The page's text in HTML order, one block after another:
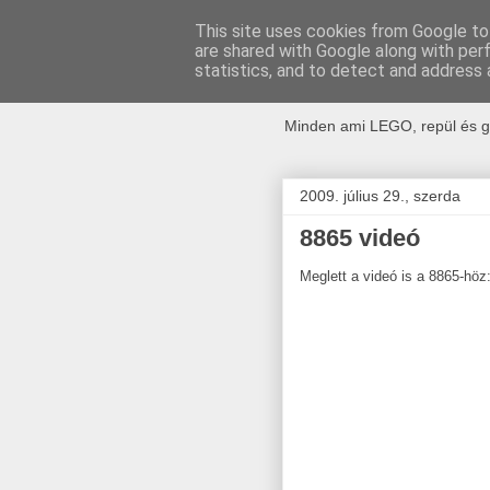
Minden ami LEGO, repül és
2009. július 29., szerda
8865 videó
Meglett a videó is a 8865-höz:
This site uses cookies from Google
are shared with Google along with
statistics, and to detect and address